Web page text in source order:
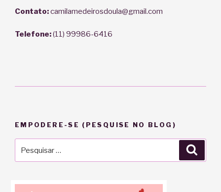
Contato:camilamedeirosdoula@gmail.com
Telefone:(11) 99986-6416
EMPODERE-SE (PESQUISE NO BLOG)
por: